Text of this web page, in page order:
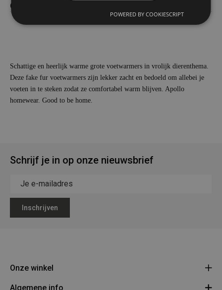
Omschrijving
Schattige en heerlijk warme grote voetwarmers in vrolijk dierenthema.
Deze fake fur voetwarmers zijn lekker zacht en bedoeld om allebei je
voeten in te steken zodat ze comfortabel warm blijven. Apollo
homewear. Good to be home.
Schrijf je in op onze nieuwsbrief
Inschrijven
Onze winkel
Legerstock Teunissen
Algemene info
POWERED BY COOKIESCRIPT